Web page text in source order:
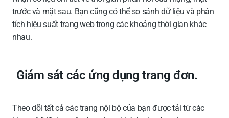
trước và mặt sau. Bạn cũng có thể so sánh dữ liệu và phân
tích hiệu suất trang web trong các khoảng thời gian khác
nhau.
Giám sát các ứng dụng trang đơn.
Theo dõi tất cả các trang nội bộ của bạn được tải từ các